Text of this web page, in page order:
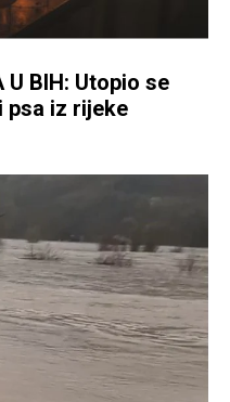
U BIH: Utopio se
psa iz rijeke